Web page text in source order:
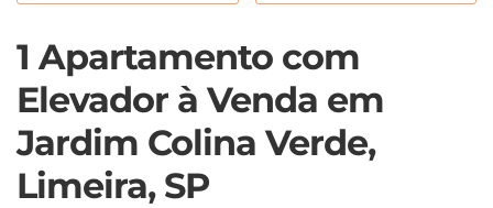
1 Apartamento com
Elevador à Venda em
Jardim Colina Verde,
Limeira, SP